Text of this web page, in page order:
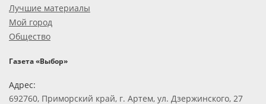
Лучшие материалы
Мой город
Общество
Газета «Выбор»
Адрес:
692760, Приморский край, г. Артем, ул. Дзержинского, 27